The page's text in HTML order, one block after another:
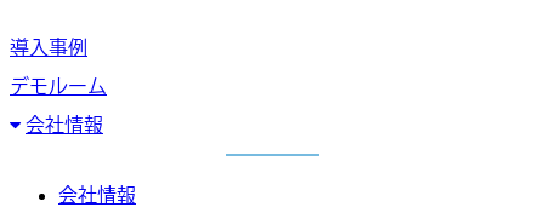
導入事例
デモルーム
会社情報
会社情報